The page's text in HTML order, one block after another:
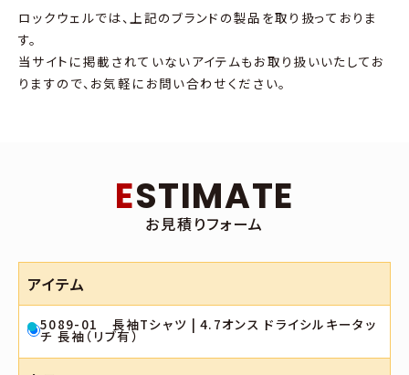
ロックウェルでは、上記のブランドの製品を取り扱っておりま
す。
当サイトに掲載されていないアイテムもお取り扱いいたしてお
りますので、お気軽にお問い合わせください。
ESTIMATE
お見積りフォーム
アイテム
5089-01 長袖Tシャツ | 4.7オンス ドライシルキータッ
チ 長袖（リブ有）